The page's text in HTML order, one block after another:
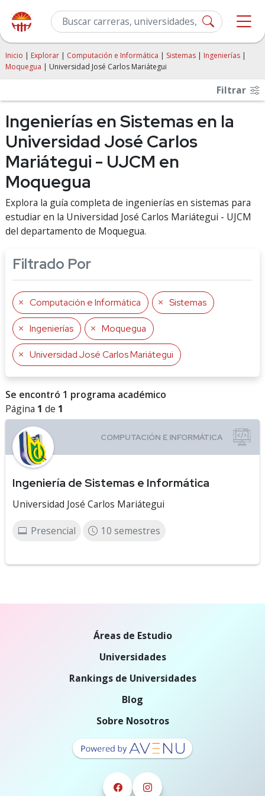
Inicio | Explorar | Computación e Informática | Sistemas | Ingenierías |
Moquegua | Universidad José Carlos Mariátegui
Filtrar
Ingenierías en Sistemas en la
Universidad José Carlos
Mariátegui - UJCM en
Moquegua
Explora la guía completa de ingenierías en sistemas para
estudiar en la Universidad José Carlos Mariátegui - UJCM
del departamento de Moquegua.
Filtrado Por
Computación e Informática Sistemas
Ingenierías Moquegua
Universidad José Carlos Mariátegui
Se encontró 1 programa académico
Página 1 de 1
Ingeniería de Sistemas e Informática
Universidad José Carlos Mariátegui
Presencial 10 semestres
Áreas de Estudio
Universidades
Rankings de Universidades
Blog
Sobre Nosotros